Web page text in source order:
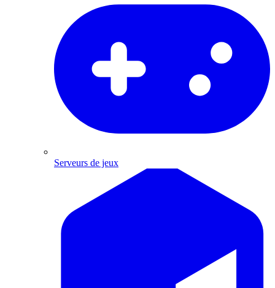
Serveurs de jeux